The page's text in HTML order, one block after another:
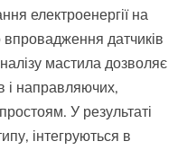
електроенергії на
впровадження датчиків
мастила дозволяє
і направляючих,
У результаті
інтегруються в